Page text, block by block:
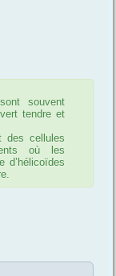
souvent
tendre et
des cellules
où les
d’hélicoïdes